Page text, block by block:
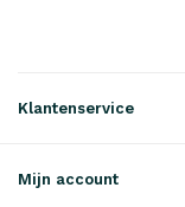
Klantenservice
Mijn account